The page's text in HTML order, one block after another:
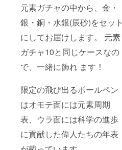
元素ガチャの中から、金・
銀・銅・水銀(辰砂)をセット
にしてお届けします。 元素
ガチャ10と同じケースなの
で、一緒に飾れ ます！
限定の飛び出るボールペン
はオモテ面には元素周期
表、ウラ面には科学の進歩
に貢献した偉人たちの年表